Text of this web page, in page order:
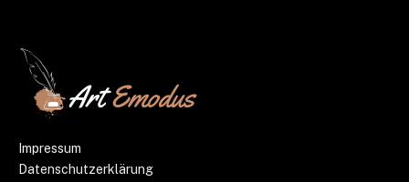
Impressum
Datenschutzerklärung